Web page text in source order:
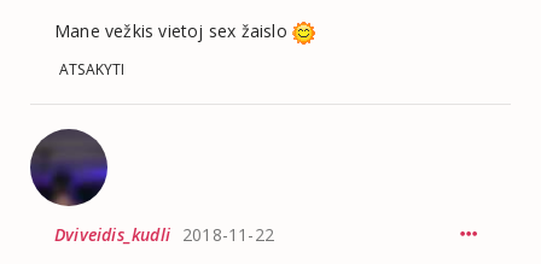
Mane vežkis vietoj sex žaislo
ATSAKYTI
Dviveidis_kudli 2018-11-22